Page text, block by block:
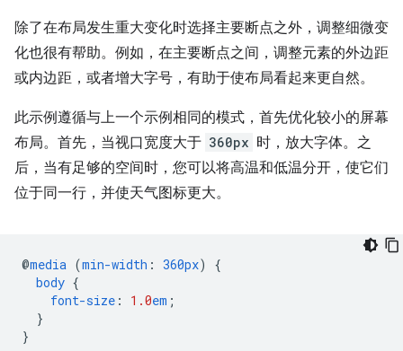
除了在布局发生重大变化时选择主要断点之外，调整细微变
化也很有帮助。例如，在主要断点之间，调整元素的外边距
或内边距，或者增大字号，有助于使布局看起来更自然。
此示例遵循与上一个示例相同的模式，首先优化较小的屏幕
布局。首先，当视口宽度大于 360px 时，放大字体。之
后，当有足够的空间时，您可以将高温和低温分开，使它们
位于同一行，并使天气图标更大。
@media (min-width : 360px)
{
body {
font-size : 1.0em ;
}
}